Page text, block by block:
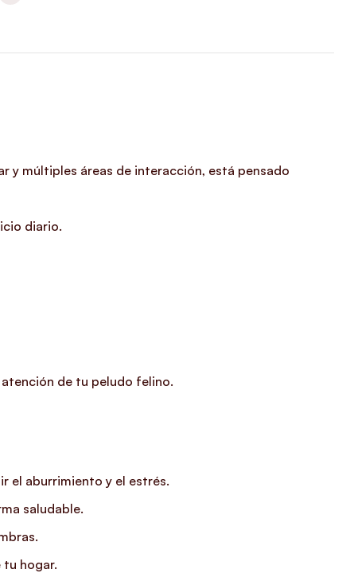
y múltiples áreas de interacción, está pensado
diario.
de tu peludo felino.
el aburrimiento y el estrés.
saludable.
hogar.